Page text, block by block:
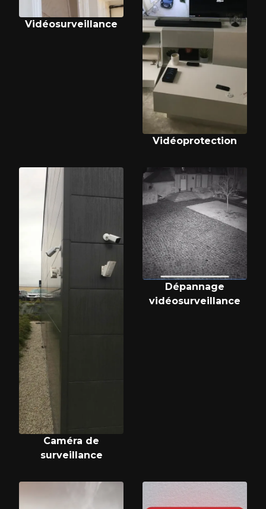
Vidéosurveillance
Vidéoprotection
Caméra de
surveillance
Dépannage
vidéosurveillance